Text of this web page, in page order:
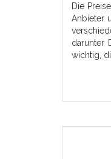
Die
Anbieter
darunter
wichtig,